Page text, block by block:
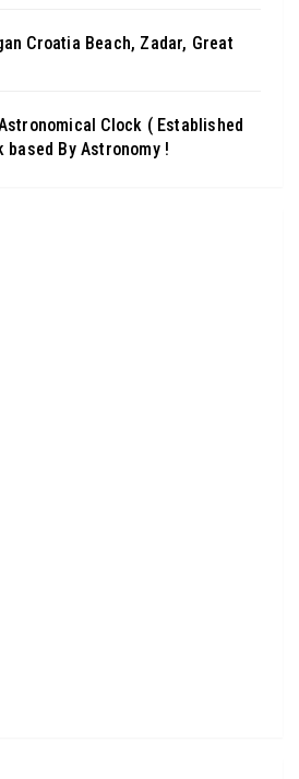
Croatia Beach, Zadar, Great
Clock ( Established
based By Astronomy !